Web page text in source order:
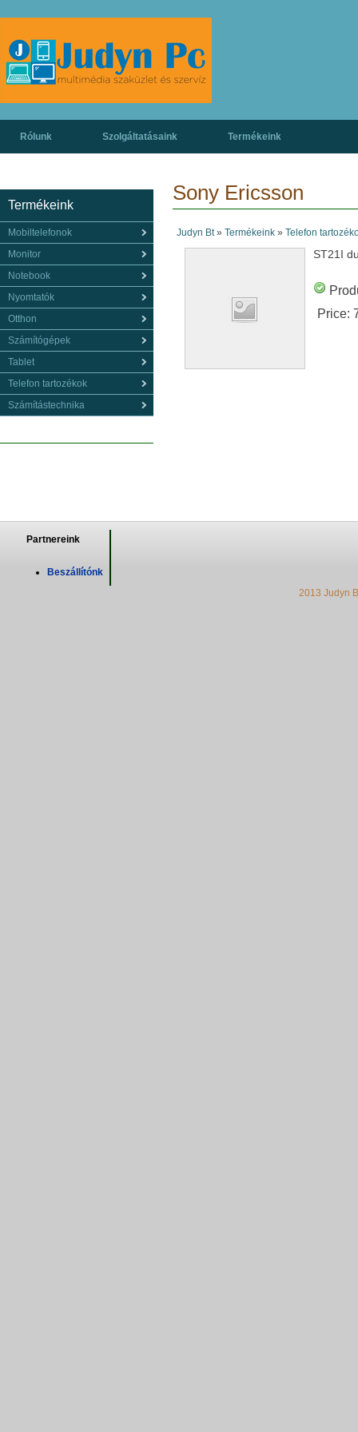
Rólunk Szolgáltatásaink Termékeink
Sony Ericsson
Judyn Bt» Termékeink» Telefon
ST21I
Price:
Termékeink
Mobiltelefonok
Monitor
Notebook
Nyomtatók
Otthon
Számítógépek
Tablet
Telefon tartozékok
Számítástechnika
Partnereink
Beszállítónk
2013 Judyn